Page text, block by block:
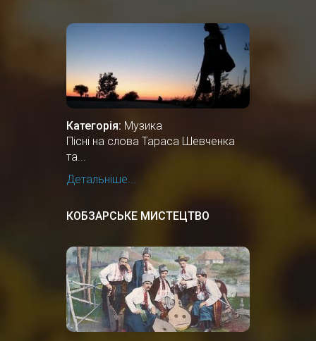
Категорія: Музика
Пісні на слова Тараса Шевченка
та...
Детальніше...
КОБЗАРСЬКЕ МИСТЕЦТВО